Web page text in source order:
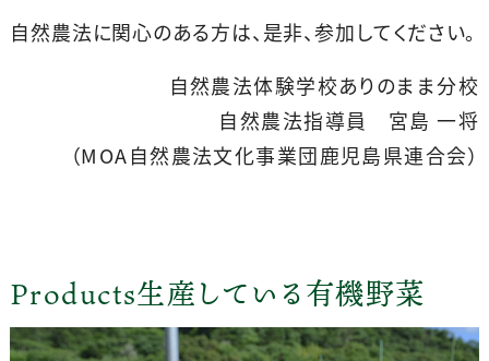
自然農法に関心のある方は、是非、参加してください。
自然農法体験学校ありのまま分校
自然農法指導員 宮島 一将
（MOA自然農法文化事業団鹿児島県連合会）
Products生産している有機野菜